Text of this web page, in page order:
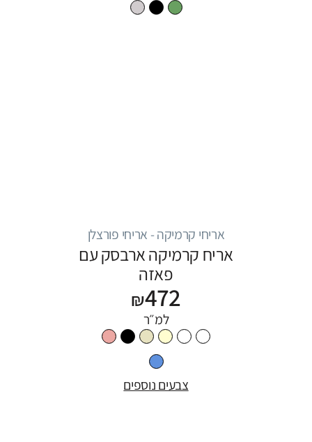
אריחי קרמיקה - אריחי פורצלן
אריח קרמיקה ארבסק עם
פאזה
₪472
למ״ר
צבעים נוספים